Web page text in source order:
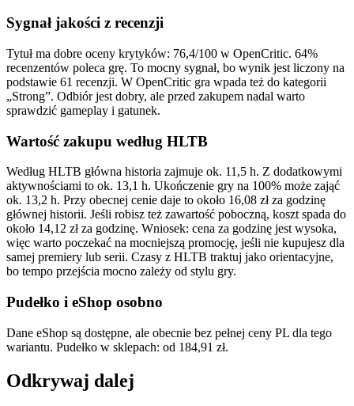
Sygnał jakości z recenzji
Tytuł ma dobre oceny krytyków: 76,4/100 w OpenCritic. 64%
recenzentów poleca grę. To mocny sygnał, bo wynik jest liczony na
podstawie 61 recenzji. W OpenCritic gra wpada też do kategorii
„Strong”. Odbiór jest dobry, ale przed zakupem nadal warto
sprawdzić gameplay i gatunek.
Wartość zakupu według HLTB
Według HLTB główna historia zajmuje ok. 11,5 h. Z dodatkowymi
aktywnościami to ok. 13,1 h. Ukończenie gry na 100% może zająć
ok. 13,2 h. Przy obecnej cenie daje to około 16,08 zł za godzinę
głównej historii. Jeśli robisz też zawartość poboczną, koszt spada do
około 14,12 zł za godzinę. Wniosek: cena za godzinę jest wysoka,
więc warto poczekać na mocniejszą promocję, jeśli nie kupujesz dla
samej premiery lub serii. Czasy z HLTB traktuj jako orientacyjne,
bo tempo przejścia mocno zależy od stylu gry.
Pudełko i eShop osobno
Dane eShop są dostępne, ale obecnie bez pełnej ceny PL dla tego
wariantu. Pudełko w sklepach: od 184,91 zł.
Odkrywaj dalej